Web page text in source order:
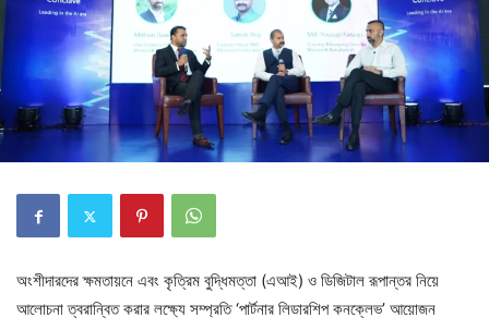
অংশীদারদের ক্ষমতায়নে এবং কৃত্রিম বুদ্ধিমত্তা (এআই) ও ডিজিটাল রূপান্তর নিয়ে
আলোচনা ত্বরান্বিত করার লক্ষ্যে সম্প্রতি ‘পার্টনার লিডারশিপ কনক্লেভ’ আয়োজন